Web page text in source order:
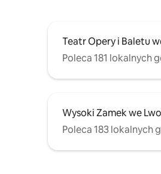
Teatr Opery i Baletu
Poleca 181 lokalnych
Wysoki Zamek we
Poleca 183 lokalnych